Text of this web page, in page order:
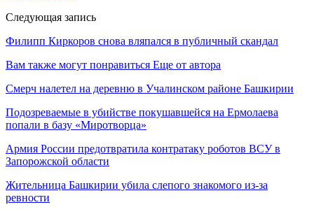
Следующая запись
Филипп Киркоров снова вляпался в публичный скандал
Вам также могут понравиться Еще от автора
Смерч налетел на деревню в Учалинском районе Башкирии
Подозреваемые в убийстве покушавшейся на Ермолаева
попали в базу «Миротворца»
Армия России предотвратила контратаку роботов ВСУ в
Запорожской области
Жительница Башкирии убила слепого знакомого из-за
ревности